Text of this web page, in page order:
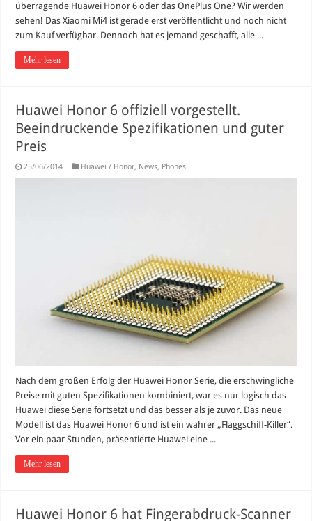
überragende Huawei Honor 6 oder das OnePlus One? Wir werden
sehen! Das Xiaomi Mi4 ist gerade erst veröffentlicht und noch nicht
zum Kauf verfügbar. Dennoch hat es jemand geschafft, alle ...
Mehr lesen
Huawei Honor 6 offiziell vorgestellt.
Beeindruckende Spezifikationen und guter
Preis
25/06/2014 Huawei / Honor, News, Phones
Nach dem großen Erfolg der Huawei Honor Serie, die erschwingliche
Preise mit guten Spezifikationen kombiniert, war es nur logisch das
Huawei diese Serie fortsetzt und das besser als je zuvor. Das neue
Modell ist das Huawei Honor 6 und ist ein wahrer „Flaggschiff-Killer“.
Vor ein paar Stunden, präsentierte Huawei eine ...
Mehr lesen
Huawei Honor 6 hat Fingerabdruck-Scanner